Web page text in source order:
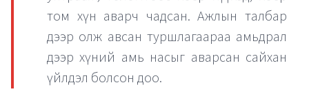
том хүн аварч чадсан. Ажлын талбар
дээр олж авсан туршлагаараа амьдрал
дээр хүний амь насыг аварсан сайхан
үйлдэл болсон доо.